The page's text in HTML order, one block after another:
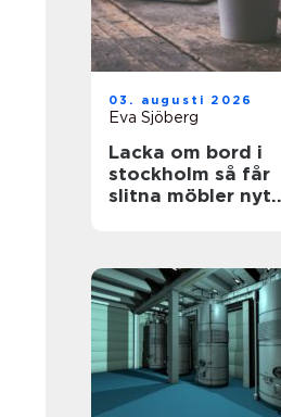
03. augusti 2026
Eva Sjöberg
Lacka om bord i
stockholm så får
slitna möbler nytt